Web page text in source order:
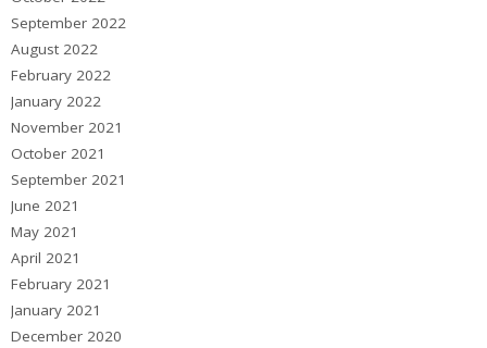
September 2022
August 2022
February 2022
January 2022
November 2021
October 2021
September 2021
June 2021
May 2021
April 2021
February 2021
January 2021
December 2020